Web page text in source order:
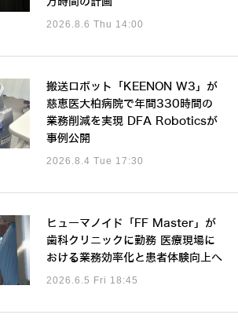
2026.8.6 Thu 14:00
搬送ロボット「KEENON W3」が
慈恵医大柏病院で年間330時間の
業務削減を実現 DFA Roboticsが
事例公開
2026.8.4 Tue 17:30
ヒューマノイド「FF Master」が
歯科クリニックに勤務 医療現場に
おける業務効率化と患者体験向上へ
2026.6.5 Fri 18:45